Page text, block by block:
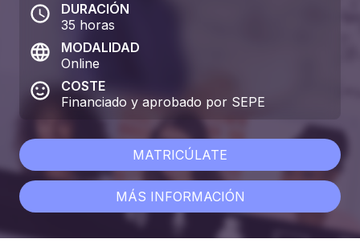
DURACIÓN
35 horas
MODALIDAD
Online
COSTE
Financiado y aprobado por SEPE
MATRICÚLATE
MÁS INFORMACIÓN